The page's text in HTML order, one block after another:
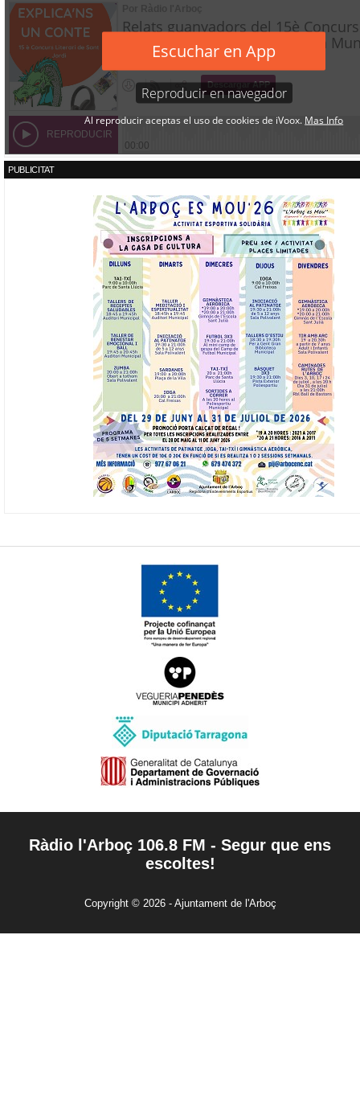
PUBLICITAT
Ràdio l'Arboç 106.8 FM - Segur que ens
escoltes!
Copyright © 2026 - Ajuntament de l'Arboç